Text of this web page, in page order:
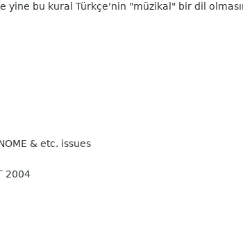
yine bu kural Türkçe'nin "müzikal" bir dil
& etc. issues
2004